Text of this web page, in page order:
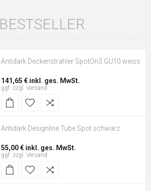
BESTSELLER
Antidark Deckenstrahler SpotOn3 GU10 weiss
141,65 € inkl. ges. MwSt.
ggf. zzgl. Versand
Antidark Designline Tube Spot schwarz
55,00 € inkl. ges. MwSt.
ggf. zzgl. Versand